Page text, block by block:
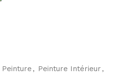
Peinture , Peinture Intérieur ,